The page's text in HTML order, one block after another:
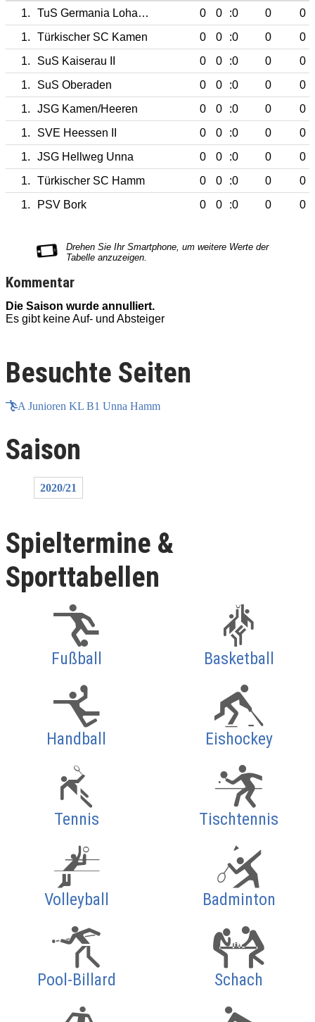
1. TuS Germania Lohauserholz 0 0 :0 0
0
1.
Türkischer SC Kamen 0 0 :0 0
0
1.
SuS Kaiserau II 0 0 :0 0
0
1.
SuS Oberaden 0 0 :0 0
0
1.
JSG Kamen/Heeren 0 0 :0 0
0
1.
SVE Heessen II 0 0 :0 0
0
1.
JSG Hellweg Unna 0 0 :0 0
0
1.
Türkischer SC Hamm 0 0 :0 0
0
1.
PSV Bork 0 0 :0 0 0
Kommentar
Die Saison wurde annulliert.
Es gibt keine Auf- und Absteiger
Besuchte Seiten
A Junioren KL B1 Unna Hamm
Saison
2020/21
Spieltermine &
Sporttabellen
Fußball Basketball
Handball Eishockey
Tennis Tischtennis
Volleyball Badminton
Pool-Billard Schach